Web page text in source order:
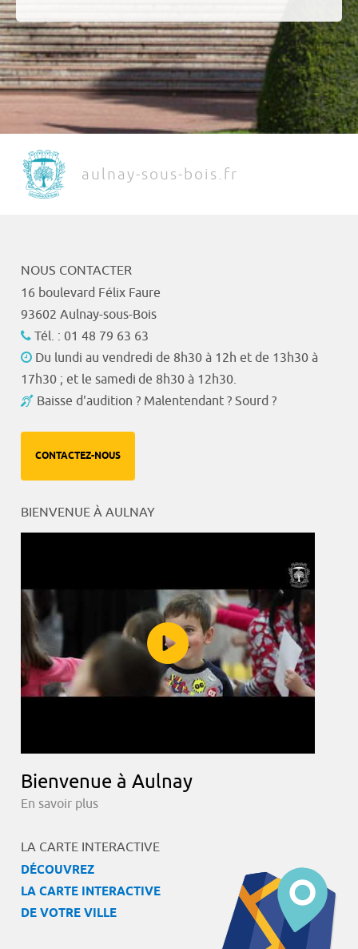
aulnay-sous-bois.fr
NOUS CONTACTER
16 boulevard Félix Faure
93602 Aulnay-sous-Bois
Tél. : 01 48 79 63 63
Du lundi au vendredi de 8h30 à 12h et de 13h30 à
17h30 ; et le samedi de 8h30 à 12h30.
Baisse d'audition ? Malentendant ? Sourd ?
CONTACTEZ-NOUS
BIENVENUE À AULNAY
Bienvenue à Aulnay
En savoir plus
LA CARTE INTERACTIVE
DÉCOUVREZ
LA CARTE INTERACTIVE
DE VOTRE VILLE